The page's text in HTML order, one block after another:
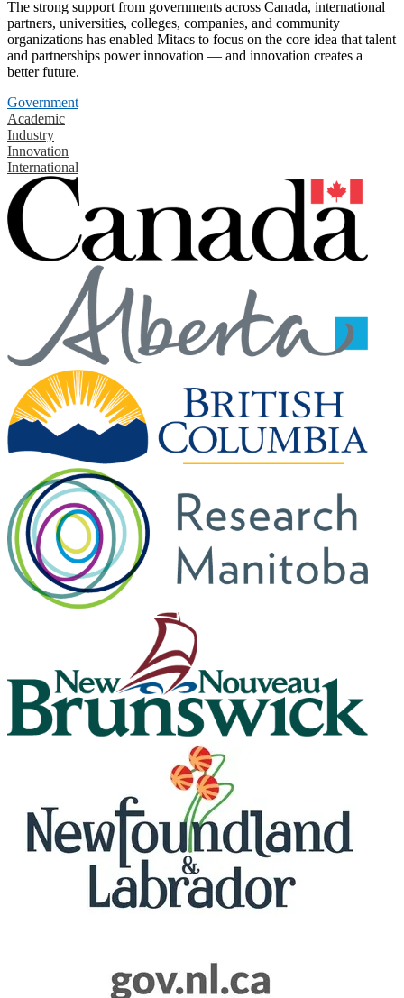
The strong support from governments across Canada, international
partners, universities, colleges, companies, and community
organizations has enabled Mitacs to focus on the core idea that talent
and partnerships power innovation — and innovation creates a
better future.
Government
Academic
Industry
Innovation
International